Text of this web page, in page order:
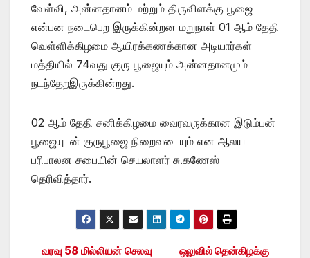
வேள்வி, அன்னதானம் மற்றும் திருவிளக்கு பூஜை
என்பன நடைபெற இருக்கின்றன மறுநாள் 01 ஆம் தேதி
வெள்ளிக்கிழமை ஆயிரக்கணக்கான அடியார்கள்
மத்தியில் 74வது குரு பூஜையும் அன்னதானமும்
நடந்தேறஇருக்கின்றது.
02 ஆம் தேதி சனிக்கிழமை வைரவருக்கான இடும்பன்
பூஜையுடன் குருபூஜை நிறைவடையும் என ஆலய
பரிபாலன சபையின் செயலாளர் சு.கணேஸ்
தெரிவித்தார்.
ஒலுவில் தென்கிழக்கு
வரவு 58 மில்லியன் செலவு